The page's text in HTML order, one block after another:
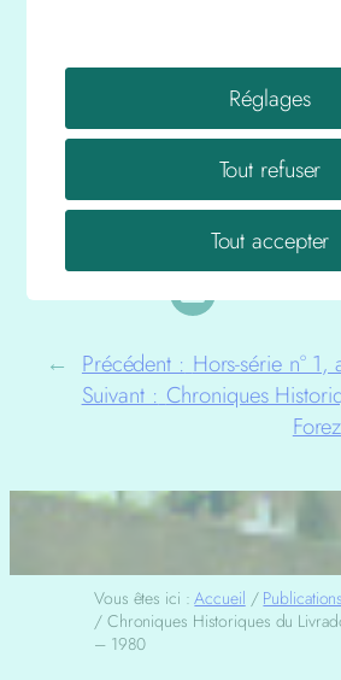
Pour commander nos
téléchargez et remplissez le
vous trouverez en suivantce
:
← Précédent : Hors-série n° 1,
Suivant : Chroniques
Vous êtes ici :Accueil / Publications
/ Chroniques Historiques du
– 1980
Réglages
Tout refuser
Tout accepter